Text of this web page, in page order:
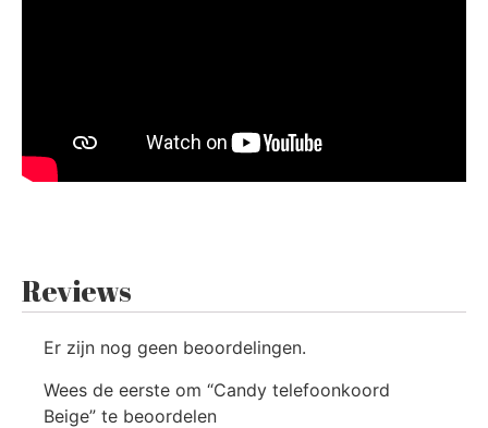
Reviews
Er zijn nog geen beoordelingen.
Wees de eerste om “Candy telefoonkoord
Beige” te beoordelen